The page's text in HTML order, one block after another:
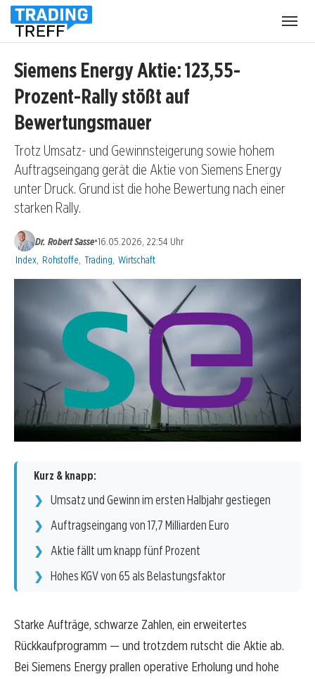
Siemens Energy Aktie: 123,55-
Prozent-Rally stößt auf
Bewertungsmauer
Trotz Umsatz- und Gewinnsteigerung sowie hohem
Auftragseingang gerät die Aktie von Siemens Energy
unter Druck. Grund ist die hohe Bewertung nach einer
starken Rally.
Dr. Robert Sasse•16.05.2026, 22:54 Uhr
Kategorien:
Index Rohstoffe Trading Wirtschaft
Kurz & knapp:
Umsatz und Gewinn im ersten Halbjahr gestiegen
Auftragseingang von 17,7 Milliarden Euro
Aktie fällt um knapp fünf Prozent
Hohes KGV von 65 als Belastungsfaktor
Starke Aufträge, schwarze Zahlen, ein erweitertes
Rückkaufprogramm — und trotzdem rutscht die Aktie ab.
Bei Siemens Energy prallen operative Erholung und hohe